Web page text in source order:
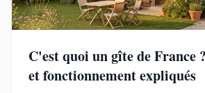
C'est quoi un gîte de France
et fonctionnement expliqués